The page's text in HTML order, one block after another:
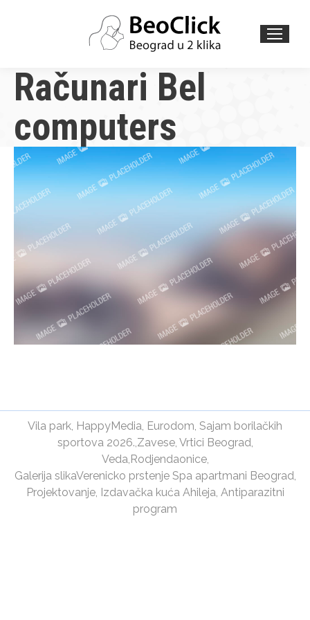
Računari Bel
computers
Vila park HappyMedia Eurodom Sajam borilačkih
sportova 2026. Zavese, Vrtici Beograd
Veda Rodjendaonice,
Galerija slikaVerenicko prstenje Spa apartmani Beograd
Projektovanje, Izdavačka kuća Ahileja Antiparazitni
program